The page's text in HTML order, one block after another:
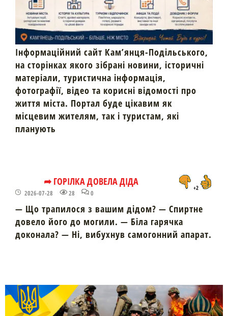
Інформаційний сайт Кам’янця-Подільського,
на сторінках якого зібрані новини, історичні
матеріали, туристична інформація,
фотографії, відео та корисні відомості про
життя міста. Портал буде цікавим як
місцевим жителям, так і туристам, які
планують
➦ ГОРІЛКА ДОВЕЛА ДІДА
2026-07-28 28 0
+2
— Що трапилося з вашим дідом? — Спиртне
довело його до могили. — Біла гарячка
доконала? — Ні, вибухнув самогонний апарат.